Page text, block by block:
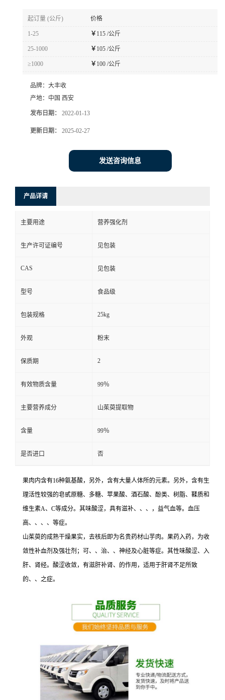
起订量 (公斤) 价格
1-25 ￥115 /公斤
25-1000 ￥105 /公斤
≥1000 ￥100 /公斤
品牌： 大丰收
产地： 中国 西安
发布日期： 2022-01-13
更新日期： 2025-02-27
发送咨询信息
产品详请
主要用途 营养强化剂
生产许可证编号 见包装
CAS 见包装
型号 食品级
包装规格 25kg
外观 粉末
保质期 2
有效物质含量 99％
主要营养成分 山茱萸提取物
含量 99％
是否进口 否
果肉内含有16种氨基酸，另外，含有大量人体所的元素。另外，含有生
理活性较强的皂甙原糖、多糖、苹果酸、酒石酸、酚类、树脂、鞣质和
维生素A、C等成分。其味酸涩，具有滋补、、、，益气血等。血压
高、、、、等症。
山茱萸的成熟干燥果实，去核后即为名贵药材山芋肉。果药入药，为收
敛性补血剂及强壮剂；可、、治、、神经及心脏等症。其性味酸涩、入
肝、肾经。酸涩收敛，有滋肝补肾、的作用，适用于肝肾不足所致
的、、之症。